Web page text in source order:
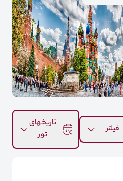
فیلتر
تاریخهای
تور